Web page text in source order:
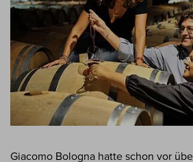
Giacomo Bologna hatte schon vor